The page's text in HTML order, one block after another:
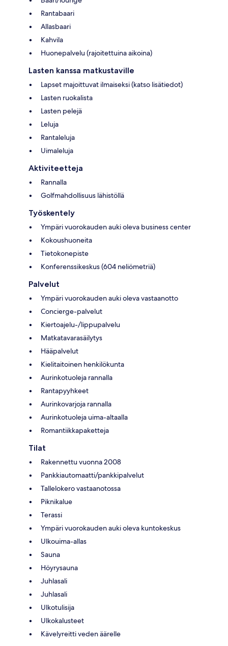
Rantabaari
Allasbaari
Kahvila
Huonepalvelu (rajoitettuina aikoina)
Lasten kanssa matkustaville
Lapset majoittuvat ilmaiseksi (katso lisätiedot)
Lasten ruokalista
Lasten pelejä
Leluja
Rantaleluja
Uimaleluja
Aktiviteetteja
Rannalla
Golfmahdollisuus lähistöllä
Työskentely
Ympäri vuorokauden auki oleva business center
Kokoushuoneita
Tietokonepiste
Konferenssikeskus (604 neliömetriä)
Palvelut
Ympäri vuorokauden auki oleva vastaanotto
Concierge-palvelut
Kiertoajelu-/lippupalvelu
Matkatavarasäilytys
Hääpalvelut
Kielitaitoinen henkilökunta
Aurinkotuoleja rannalla
Rantapyyhkeet
Aurinkovarjoja rannalla
Aurinkotuoleja uima-altaalla
Romantiikkapaketteja
Tilat
Rakennettu vuonna 2008
Pankkiautomaatti/pankkipalvelut
Tallelokero vastaanotossa
Piknikalue
Terassi
Ympäri vuorokauden auki oleva kuntokeskus
Ulkouima-allas
Sauna
Höyrysauna
Juhlasali
Juhlasali
Ulkotulisija
Ulkokalusteet
Kävelyreitti veden äärelle